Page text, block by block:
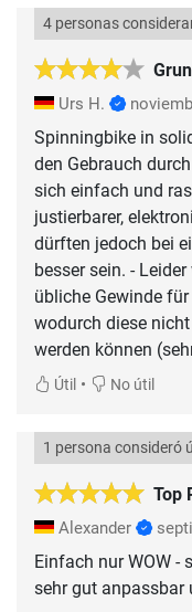
4 personas
Urs H.
Spinningbike in
den Gebrauch
sich einfach und
justierbarer,
dürften jedoch bei
besser sein. -
übliche Gewinde
wodurch diese
werden können
Útil • No útil
Top
1 persona consideró
Alexander
Einfach nur WOW -
sehr gut anpassbar